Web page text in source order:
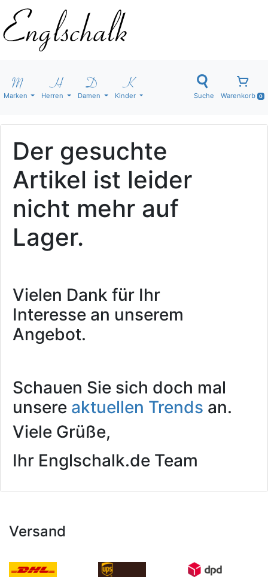
Marken Herren Damen Kinder Suche Warenkorb 0
Der gesuchte
Artikel ist leider
nicht mehr auf
Lager.
Vielen Dank für Ihr
Interesse an unserem
Angebot.
Schauen Sie sich doch mal
unsere aktuellen Trends an.
Viele Grüße,
Ihr Englschalk.de Team
Versand